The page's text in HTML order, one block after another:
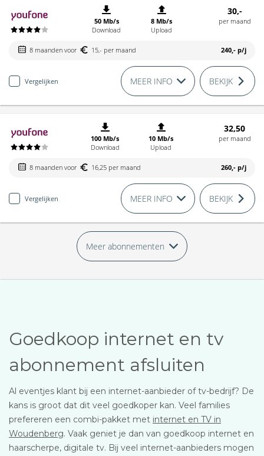
50 Mb/s
Download
8 Mb/s
Upload
30,-
per maand
8 maanden voor 15,- per maand 240,- p/j
Vergelijken MEER INFO BEKIJK
100 Mb/s
Download
10 Mb/s
Upload
32,50
per maand
8 maanden voor 16,25 per maand 260,- p/j
Vergelijken MEER INFO BEKIJK
Meer abonnementen
Goedkoop internet en tv
abonnement afsluiten
Al eventjes klant bij een internet-aanbieder of tv-bedrijf? De
kans is groot dat dit veel goedkoper kan. Veel families
prefereren een combi-pakket met internet en TV in
Woudenberg. Vaak geniet je dan van goedkoop internet en
haarscherpe, digitale tv. Bij veel internet-aanbieders mogen